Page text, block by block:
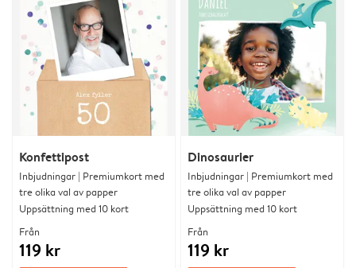
Konfettipost
Inbjudningar | Premiumkort med
tre olika val av papper
Uppsättning med 10 kort
Från
119 kr
Dinosaurier
Inbjudningar | Premiumkort med
tre olika val av papper
Uppsättning med 10 kort
Från
119 kr